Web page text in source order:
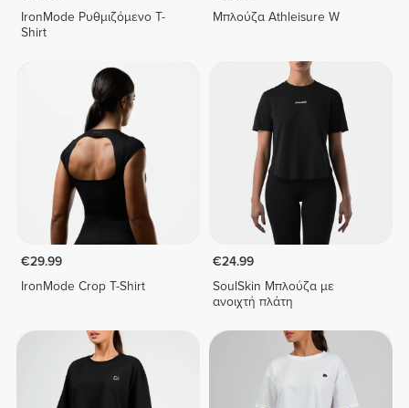
IronMode Ρυθμιζόμενο T-
Shirt
Μπλούζα Athleisure W
€29.99
IronMode Crop T-Shirt
€24.99
SoulSkin Μπλούζα με
ανοιχτή πλάτη